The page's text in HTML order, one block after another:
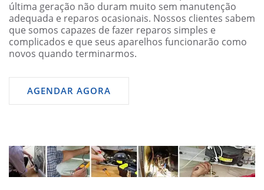
última geração não duram muito sem manutenção
adequada e reparos ocasionais. Nossos clientes sabem
que somos capazes de fazer reparos simples e
complicados e que seus aparelhos funcionarão como
novos quando terminarmos.
AGENDAR AGORA